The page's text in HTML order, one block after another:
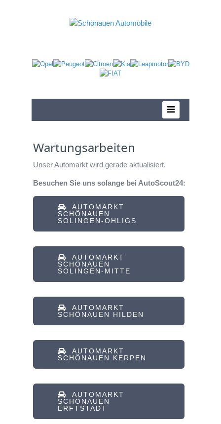
Wartungsarbeiten
Unser Automarkt wird gerade aktualisiert.
Besuchen Sie uns solange bei AutoScout24:
AUTOMARKT
SCHÖNAUEN
SOLINGEN-OHLIGS
AUTOMARKT
SCHÖNAUEN
SOLINGEN-MITTE
AUTOMARKT
SCHÖNAUEN HILDEN
AUTOMARKT
SCHÖNAUEN KERPEN
AUTOMARKT
SCHÖNAUEN
ERFTSTADT